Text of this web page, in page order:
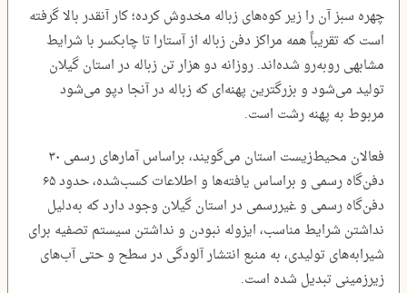
چهره سبز آن را زیر کوه‌های زباله مخدوش کرده؛ کار آنقدر بالا گرفته
است که تقریباً همه مراکز دفن زباله از آستارا تا چابکسر با شرایط
مشابهی روبه‌رو شده‌اند. روزانه دو هزار تن زباله در استان گیلان
تولید می‌شود و بزرگترین پهنه‌ای که زباله در آنجا دپو می‌شود
مربوط به پهنه رشت است.
فعالان محیط‌زیست استان می‌گویند، براساس آمار‌های رسمی ۳۰
دفن‌گاه رسمی و براساس یافته‌ها و اطلاعات کسب‌شده، حدود ۶۵
دفن‌گاه رسمی و غیررسمی در استان گیلان وجود دارد که به‌دلیل
نداشتن شرایط مناسب، ایزوله نبودن و نداشتن سیستم تصفیه برای
شیرابه‌های تولیدی، به منبع انتشار آلودگی در سطح و حتی آب‌های
زیرزمینی تبدیل شده است.